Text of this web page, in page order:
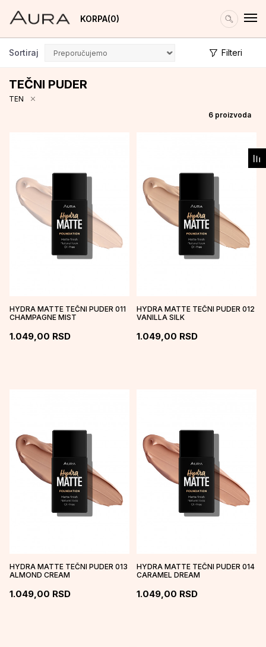
KORPA 0
TEČNI PUDER
Sortiraj Filteri
TEN
6 proizvoda
HYDRA MATTE TEČNI PUDER 011
CHAMPAGNE MIST
1.049,00 RSD
HYDRA MATTE TEČNI PUDER 012
VANILLA SILK
1.049,00 RSD
HYDRA MATTE TEČNI PUDER 013
ALMOND CREAM
1.049,00 RSD
HYDRA MATTE TEČNI PUDER 014
CARAMEL DREAM
1.049,00 RSD